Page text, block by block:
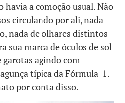
havia a comoção usual. Não
circulando por ali, nada
nada de olhares distintos
sua marca de óculos de sol
agindo com
típica da Fórmula-1.
por conta disso.